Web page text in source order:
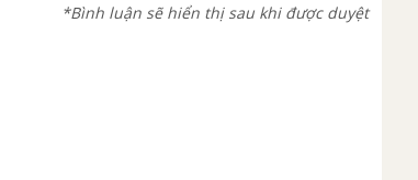
*Bình luận sẽ hiển thị sau khi được duyệt